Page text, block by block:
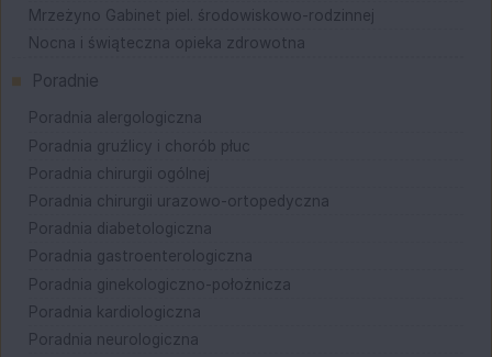
Mrzeżyno Gabinet piel. środowiskowo-rodzinnej
Nocna i świąteczna opieka zdrowotna
Poradnie
Poradnia alergologiczna
Poradnia gruźlicy i chorób płuc
Poradnia chirurgii ogólnej
Poradnia chirurgii urazowo-ortopedyczna
Poradnia diabetologiczna
Poradnia gastroenterologiczna
Poradnia ginekologiczno-położnicza
Poradnia kardiologiczna
Poradnia neurologiczna